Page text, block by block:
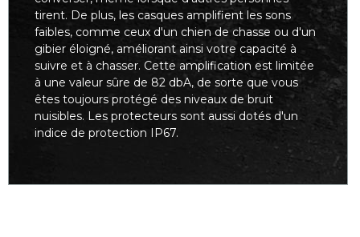
tirent. De plus, les casques amplifient les sons
faibles, comme ceux d'un chien de chasse ou d'un
gibier éloigné, améliorant ainsi votre capacité à
suivre et à chasser. Cette amplification est limitée
à une valeur sûre de 82 dbA, de sorte que vous
êtes toujours protégé des niveaux de bruit
nuisibles. Les protecteurs sont aussi dotés d'un
indice de protection IP67.